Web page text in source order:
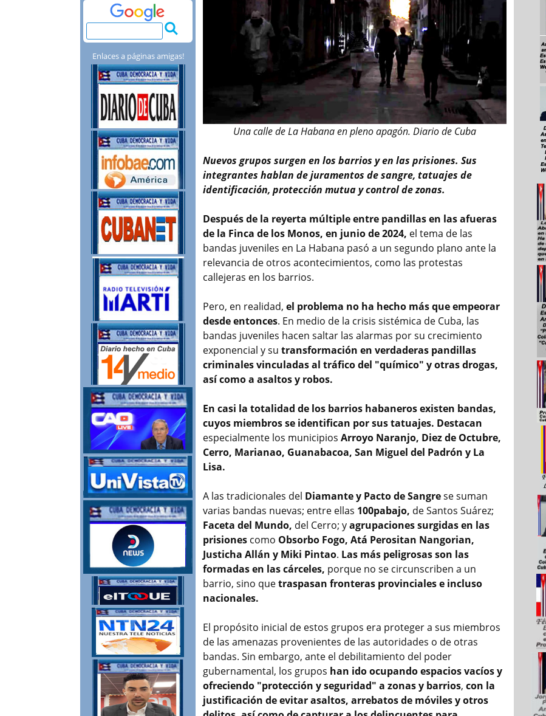
Enlaces a páginas amigas!
Una calle de La Habana en pleno apagón. Diario de Cuba
Nuevos grupos surgen en los barrios y en las prisiones. Sus
integrantes hablan de juramentos de sangre, tatuajes de
identificación, protección mutua y control de zonas.
Después de la reyerta múltiple entre pandillas en las afueras
de la Finca de los Monos, en junio de 2024, el tema de las
bandas juveniles en La Habana pasó a un segundo plano ante la
relevancia de otros acontecimientos, como las protestas
callejeras en los barrios.
Pero, en realidad, el problema no ha hecho más que empeorar
desde entonces. En medio de la crisis sistémica de Cuba, las
bandas juveniles hacen saltar las alarmas por su crecimiento
exponencial y su transformación en verdaderas pandillas
criminales vinculadas al tráfico del "químico" y otras drogas,
así como a asaltos y robos.
En casi la totalidad de los barrios habaneros existen bandas,
cuyos miembros se identifican por sus tatuajes. Destacan
especialmente los municipios Arroyo Naranjo, Diez de Octubre,
Cerro, Marianao, Guanabacoa, San Miguel del Padrón y La
Lisa.
A las tradicionales del Diamante y Pacto de Sangrese suman
varias bandas nuevas; entre ellas 100pabajo, de Santos Suárez;
Faceta del Mundo, del Cerro; yagrupaciones surgidas en las
prisiones como Obsorbo Fogo, Atá Perositan Nangorian,
Justicha Allán y Miki Pintao. Las más peligrosas son las
formadas en las cárceles, porque no se circunscriben a un
barrio, sino quetraspasan fronteras provinciales e incluso
nacionales.
El propósito inicial de estos grupos era proteger a sus miembros
de las amenazas provenientes de las autoridades o de otras
bandas. Sin embargo, ante el debilitamiento del poder
gubernamental, los grupos han ido ocupando espacios vacíos y
ofreciendo "protección y seguridad" a zonas y barrios, con la
justificación de evitar asaltos, arrebatos de móviles y otros